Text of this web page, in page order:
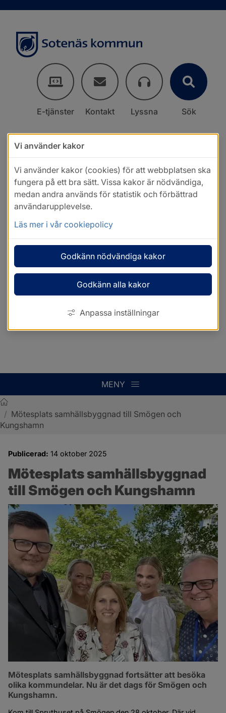
E-tjänster Kontakt Lyssna Sök
MENY
Sotenäs kommun
/ Mötesplats samhällsbyggnad till Smögen och
Kungshamn
Publicerad: 14 oktober 2025
Mötesplats samhällsbyggnad
till Smögen och Kungshamn
Mötesplats samhällsbyggnad fortsätter att besöka
olika kommundelar. Nu är det dags för Smögen och
Kungshamn.
Vi använder kakor
Vi använder kakor (cookies) för att webbplatsen ska
fungera på ett bra sätt. Vissa kakor är nödvändiga,
medan andra används för statistik och förbättrad
användarupplevelse.
Läs mer i vår cookiepolicy
Godkänn nödvändiga kakor
Godkänn alla kakor
Anpassa inställningar